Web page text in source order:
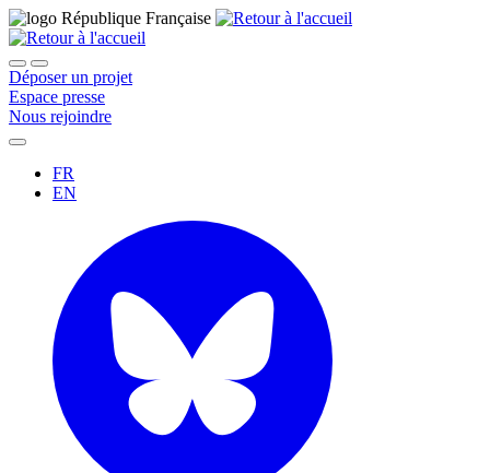
Déposer un projet
Espace presse
Nous rejoindre
FR
EN